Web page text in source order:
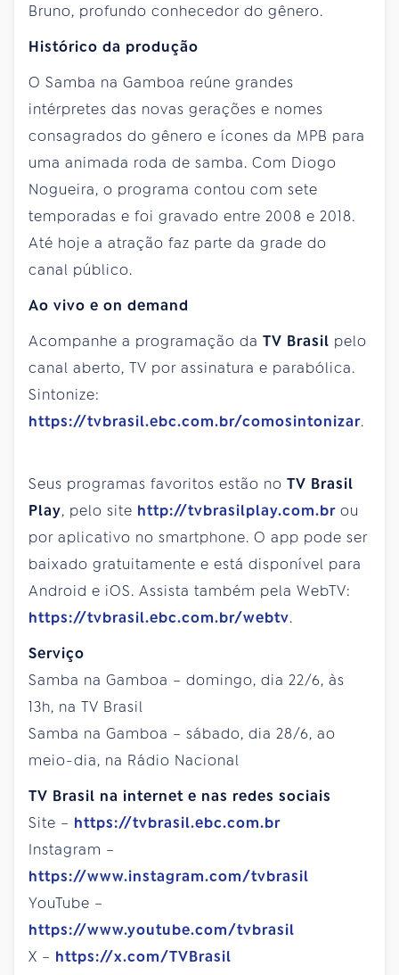
Bruno, profundo conhecedor do gênero.
Histórico da produção
O Samba na Gamboa reúne grandes
intérpretes das novas gerações e nomes
consagrados do gênero e ícones da MPB para
uma animada roda de samba. Com Diogo
Nogueira, o programa contou com sete
temporadas e foi gravado entre 2008 e 2018.
Até hoje a atração faz parte da grade do
canal público.
Ao vivo e on demand
Acompanhe a programação da TV Brasil pelo
canal aberto, TV por assinatura e parabólica.
Sintonize:
https://tvbrasil.ebc.com.br/comosintonizar.
Seus programas favoritos estão no TV Brasil
Play, pelo site http://tvbrasilplay.com.br ou
por aplicativo no smartphone. O app pode ser
baixado gratuitamente e está disponível para
Android e iOS. Assista também pela WebTV:
https://tvbrasil.ebc.com.br/webtv.
Serviço
Samba na Gamboa – domingo, dia 22/6, às
13h, na TV Brasil
Samba na Gamboa – sábado, dia 28/6, ao
meio-dia, na Rádio Nacional
TV Brasil na internet e nas redes sociais
Site – https://tvbrasil.ebc.com.br
Instagram –
https://www.instagram.com/tvbrasil
YouTube –
https://www.youtube.com/tvbrasil
X – https://x.com/TVBrasil